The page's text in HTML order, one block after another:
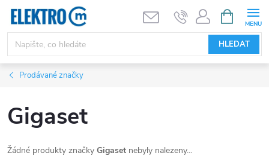
Přejít
obsah
HLEDAT
NÁKUPNÍ
KOŠÍK
Prodávané značky
Gigaset
Žádné produkty značky Gigaset nebyly nalezeny...